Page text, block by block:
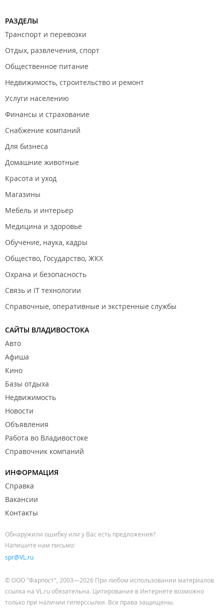
РАЗДЕЛЫ
Транспорт и перевозки
Отдых, развлечения, спорт
Общественное питание
Недвижимость, строительство и ремонт
Услуги населению
Финансы и страхование
Снабжение компаний
Для бизнеса
Домашние животные
Красота и уход
Магазины
Мебель и интерьер
Медицина и здоровье
Обучение, наука, кадры
Общество, Государство, ЖКХ
Охрана и безопасность
Связь и IT технологии
Справочные, оперативные и экстренные службы
САЙТЫ ВЛАДИВОСТОКА
Авто
Афиша
Кино
Базы отдыха
Недвижимость
Новости
Объявления
Работа во Владивостоке
Справочник компаний
ИНФОРМАЦИЯ
Справка
Вакансии
Контакты
Обнаружили ошибку или у Вас есть предложения?
Напишите нам письмо:
spr@VL.ru
© ООО "Фарпост", 2003—2026 При любом использовании материалов
ссылка на VL.ru обязательна. Цитирование в Интернете возможно
только при наличии гиперссылки. Все права защищены.